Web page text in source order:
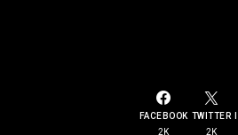
FACEBOOK
2K
TWITTER
2K